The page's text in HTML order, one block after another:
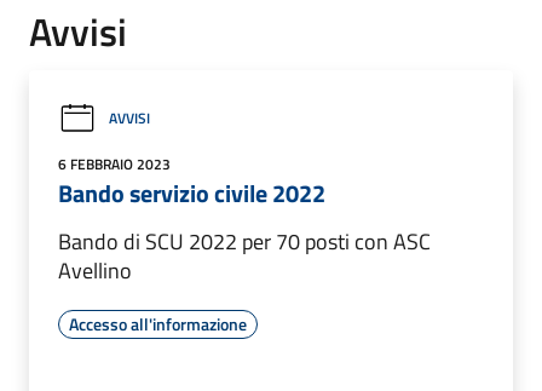
Avvisi
AVVISI
6 FEBBRAIO 2023
Bando servizio civile 2022
Bando di SCU 2022 per 70 posti con ASC
Avellino
Accesso all'informazione